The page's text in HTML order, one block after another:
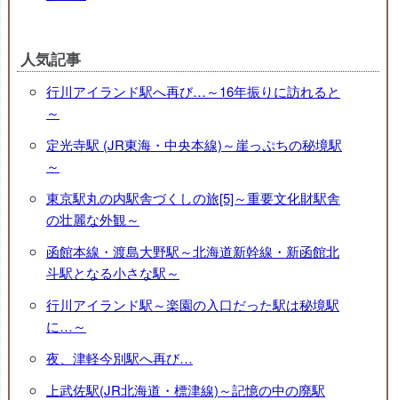
人気記事
行川アイランド駅へ再び…～16年振りに訪れると
～
定光寺駅 (JR東海・中央本線)～崖っぷちの秘境駅
～
東京駅丸の内駅舎づくしの旅[5]～重要文化財駅舎
の壮麗な外観～
函館本線・渡島大野駅～北海道新幹線・新函館北
斗駅となる小さな駅～
行川アイランド駅～楽園の入口だった駅は秘境駅
に…～
夜、津軽今別駅へ再び…
上武佐駅(JR北海道・標津線)～記憶の中の廃駅